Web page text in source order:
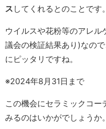
ス してくれるとのことです。
ウイルスや花粉等のアレ
議会の検証結果あり)なの
にピッタリですね。
※2024年8月31日まで
この機会にセラミックコー
みるのはいかがでしょうか。